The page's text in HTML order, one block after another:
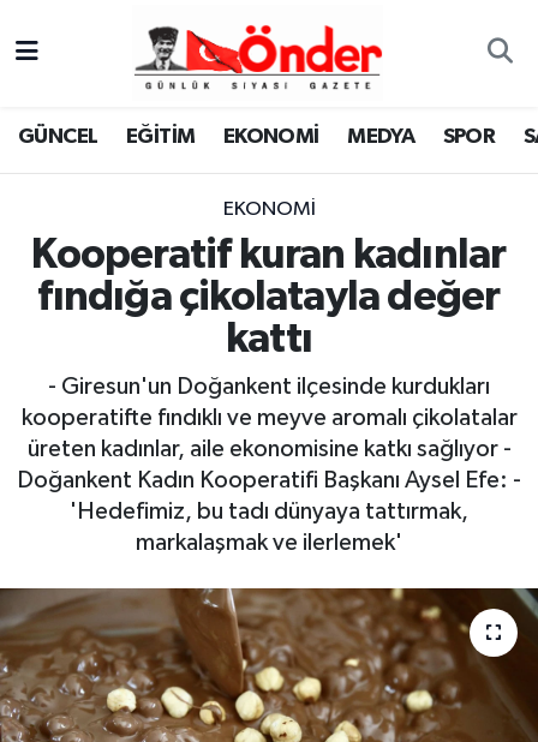
GÜNCEL EĞİTİM EKONOMİ MEDYA SPOR
EKONOMİ
Kooperatif kuran kadınlar
fındığa çikolatayla değer
kattı
- Giresun'un Doğankent ilçesinde kurdukları
kooperatifte fındıklı ve meyve aromalı çikolatalar
üreten kadınlar, aile ekonomisine katkı sağlıyor -
Doğankent Kadın Kooperatifi Başkanı Aysel Efe: -
'Hedefimiz, bu tadı dünyaya tattırmak,
markalaşmak ve ilerlemek'
GÜNCEL
MEDYA
SAĞLIK
KÜLTÜR-SANAT
YAŞAM
Zonguldak Nöbetçi Eczaneler
Zonguldak Namaz Vakitleri
Zonguldak Trafik Yoğunluk Haritası
TFF 3.Lig 4.Grup Puan Durumu ve Fikstür
Tüm Manşetler
Son Dakika Haberleri
Haber Arşivi